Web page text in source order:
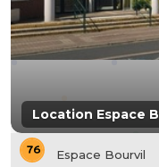
Location Espace
Espace Bourvil